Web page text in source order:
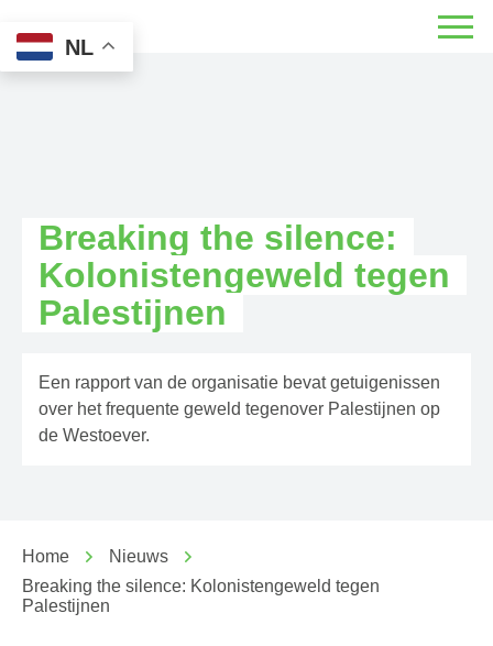
Breaking the silence:
Kolonistengeweld tegen
Palestijnen
Een rapport van de organisatie bevat getuigenissen
over het frequente geweld tegenover Palestijnen op
de Westoever.
Home
Nieuws
Breaking the silence: Kolonistengeweld tegen
Palestijnen
NL